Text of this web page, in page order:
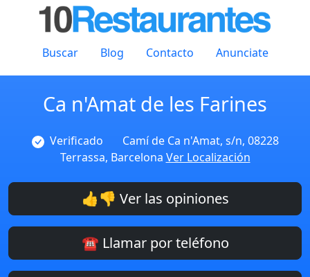
Buscar Blog Contacto Anunciate
Ca n'Amat de les Farines
Verificado
Camí de Ca n'Amat, s/n, 08228
Terrassa, Barcelona Ver Localización
👍👎 Ver las opiniones
☎️ Llamar por teléfono